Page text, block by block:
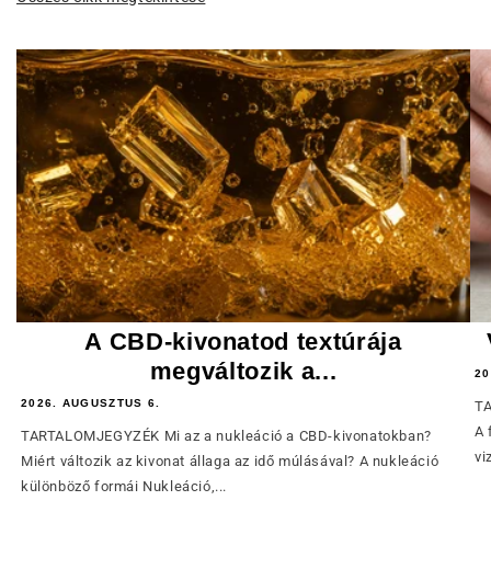
A CBD-kivonatod textúrája
megváltozik a...
2026. AUGUSZTUS 6.
TARTALOMJEGYZÉK Mi az a nukleáció a CBD-kivonatokban?
Miért változik az kivonat állaga az idő múlásával? A nukleáció
különböző formái Nukleáció,...
A